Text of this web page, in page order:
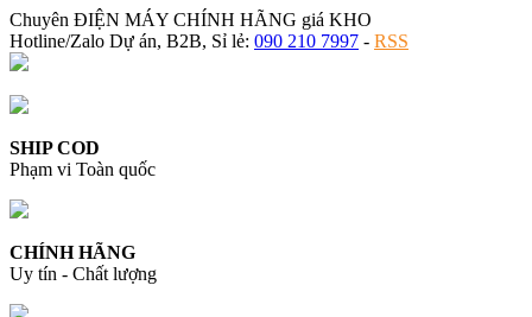
Chuyên ĐIỆN MÁY CHÍNH HÃNG giá KHO
Hotline/Zalo Dự án, B2B, Sỉ lẻ: 090 210 7997 - RSS
SHIP COD
Phạm vi Toàn quốc
CHÍNH HÃNG
Uy tín - Chất lượng